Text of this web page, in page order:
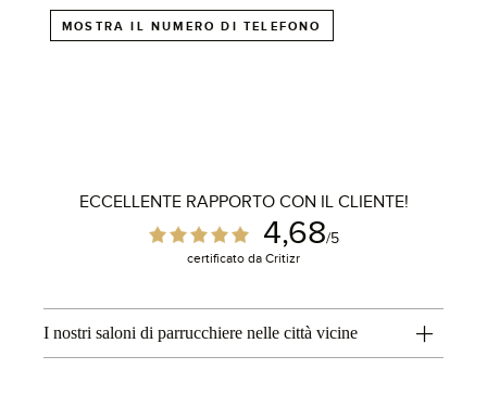
MOSTRA IL NUMERO DI TELEFONO
ECCELLENTE RAPPORTO CON IL CLIENTE!
4,68/5
certificato da Critizr
I nostri saloni di parrucchiere nelle città vicine